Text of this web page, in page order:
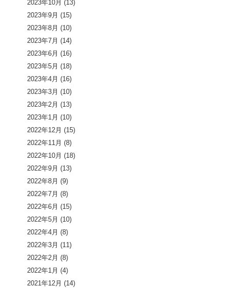
2023年10月 (13)
2023年9月 (15)
2023年8月 (10)
2023年7月 (14)
2023年6月 (16)
2023年5月 (18)
2023年4月 (16)
2023年3月 (10)
2023年2月 (13)
2023年1月 (10)
2022年12月 (15)
2022年11月 (8)
2022年10月 (18)
2022年9月 (13)
2022年8月 (9)
2022年7月 (8)
2022年6月 (15)
2022年5月 (10)
2022年4月 (8)
2022年3月 (11)
2022年2月 (8)
2022年1月 (4)
2021年12月 (14)